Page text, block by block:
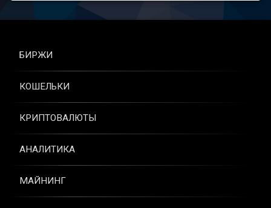
БИРЖИ
КОШЕЛЬКИ
КРИПТОВАЛЮТЫ
АНАЛИТИКА
МАЙНИНГ